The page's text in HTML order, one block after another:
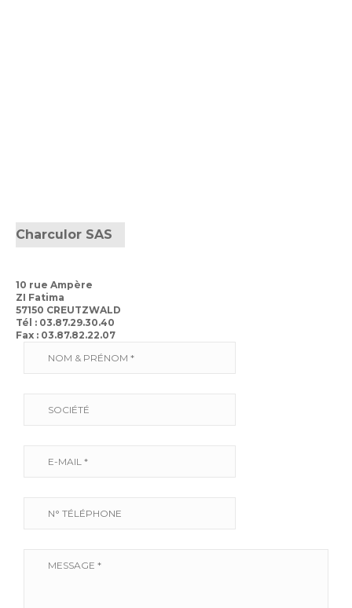
Charculor SAS
10 rue Ampère
ZI Fatima
57150 CREUTZWALD
Tél : 03.87.29.30.40
Fax : 03.87.82.22.07